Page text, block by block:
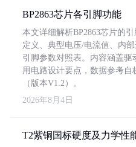
BP2863芯片各引脚功能
本文详细解析BP2863芯片的
定义、典型电压/电流值、内
引脚参数对照表。内容涵盖
用电路设计要点，数据参考
（版本V1.2）。
2026年8月4日
T2紫铜国标硬度及力学性